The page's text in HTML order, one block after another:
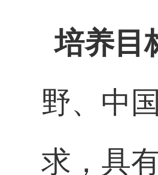
8.产品
培养目
野、中